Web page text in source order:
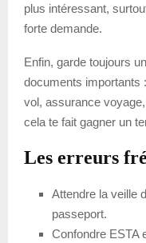
plus intéressant,
forte demande.
Enfin, garde toujours
documents importants
vol, assurance
cela te fait gagner un
Les erreurs
Attendre la veille
passeport.
Confondre ESTA